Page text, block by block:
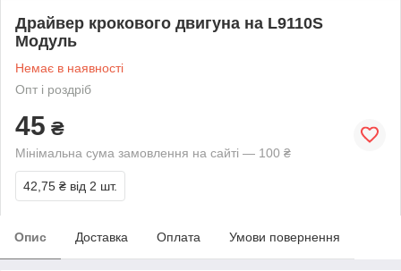
Драйвер крокового двигуна на L9110S
Модуль
Немає в наявності
Опт і роздріб
45 ₴
Мінімальна сума замовлення на сайті — 100 ₴
42,75 ₴ від 2 шт.
Опис Доставка Оплата Умови повернення